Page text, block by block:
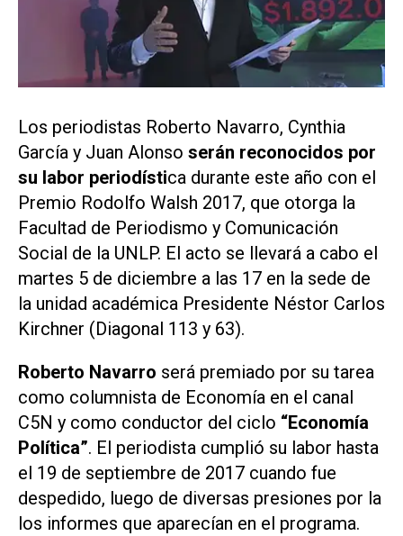
Los periodistas Roberto Navarro, Cynthia
García y Juan Alonso serán reconocidos por
su labor periodística durante este año con el
Premio Rodolfo Walsh 2017, que otorga la
Facultad de Periodismo y Comunicación
Social de la UNLP. El acto se llevará a cabo el
martes 5 de diciembre a las 17 en la sede de
la unidad académica Presidente Néstor Carlos
Kirchner (Diagonal 113 y 63).
Roberto Navarro será premiado por su tarea
como columnista de Economía en el canal
C5N y como conductor del ciclo “Economía
Política”. El periodista cumplió su labor hasta
el 19 de septiembre de 2017 cuando fue
despedido, luego de diversas presiones por la
los informes que aparecían en el programa.